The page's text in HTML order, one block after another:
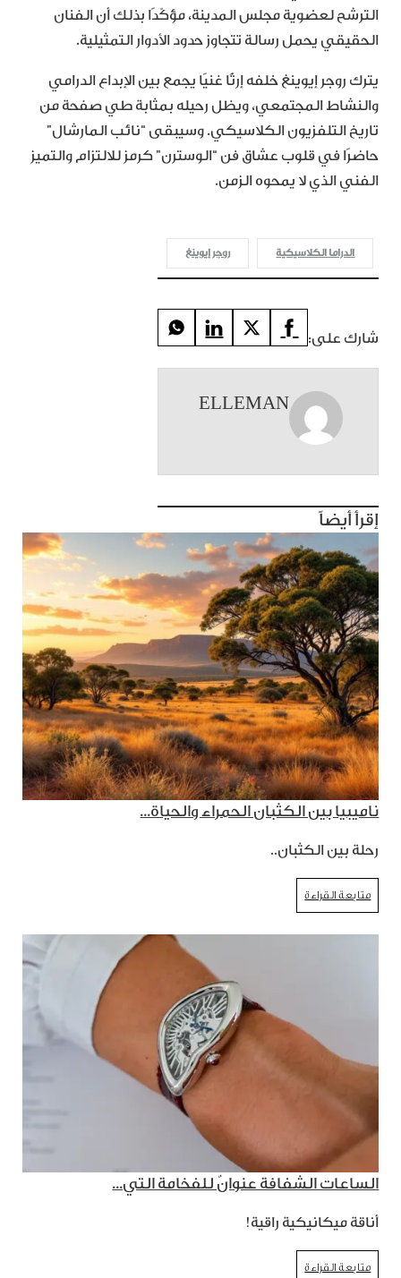
الترشح لعضوية مجلس المدينة، مؤكّدًا بذلك أن الفنان
الحقيقي يحمل رسالة تتجاوز حدود الأدوار التمثيلية.
يترك روجر إيوينغ خلفه إرثًا غنيًا يجمع بين الإبداع الدرامي
والنشاط المجتمعي، ويظل رحيله بمثابة طي صفحة من
تاريخ التلفزيون الكلاسيكي. وسيبقى “نائب المارشال”
حاضرًا في قلوب عشاق فن “الوسترن” كرمز للالتزام والتميز
الفني الذي لا يمحوه الزمن.
الدراما الكلاسيكية روجر إيوينغ
شارك على:
ELLEMAN
إقرأ أيضاً
ناميبيا بين الكثبان الحمراء والحياة...
رحلة بين الكثبان..
متابعة القراءة
الساعات الشفافة عنوانٌ للفخامة التي...
أناقة ميكانيكية راقية!
متابعة القراءة